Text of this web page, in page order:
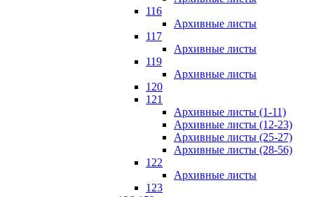
116
Архивные листы
117
Архивные листы
119
Архивные листы
120
121
Архивные листы (1-11)
Архивные листы (12-23)
Архивные листы (25-27)
Архивные листы (28-56)
122
Архивные листы
123